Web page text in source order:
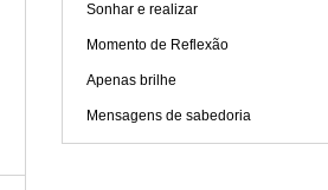
Sonhar e realizar
Momento de Reflexão
Apenas brilhe
Mensagens de sabedoria